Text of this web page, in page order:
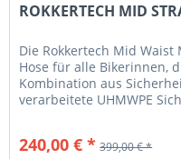
ROKKERTECH MID
Die Rokkertech Mid
Hose für alle Bikerinnen,
Kombination aus
verarbeitete UHMWPE
240,00 € * 399,00 € *